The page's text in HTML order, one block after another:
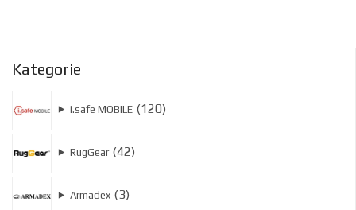
Kategorie
⯈ i.safe MOBILE 120
⯈ RugGear 42
⯈ Armadex 3